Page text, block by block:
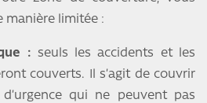
manière limitée :
: seuls les accidents et les
couverts. Il s’agit de couvrir
qui ne peuvent pas